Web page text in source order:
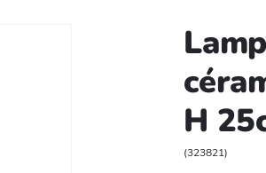
H
(323821)